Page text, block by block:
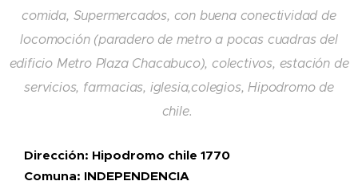
comida, Supermercados, con buena conectividad de
locomoción (paradero de metro a pocas cuadras del
edificio Metro Plaza Chacabuco), colectivos, estación de
servicios, farmacias, iglesia,colegios, Hipodromo de
chile.
Dirección: Hipodromo chile 1770
Comuna: INDEPENDENCIA